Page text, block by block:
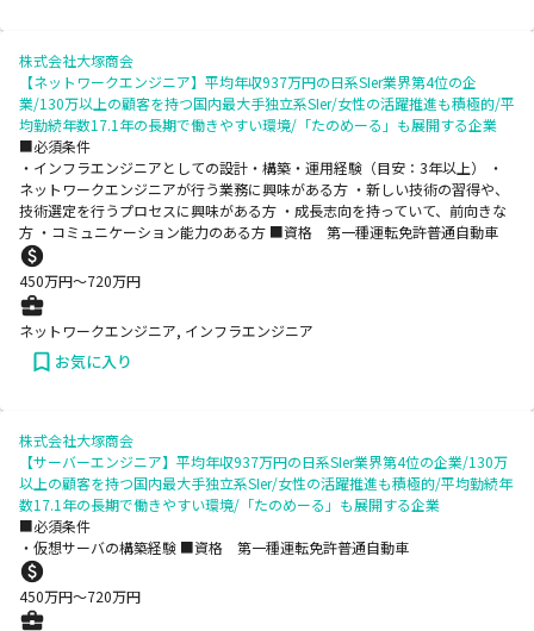
株式会社大塚商会
【ネットワークエンジニア】平均年収937万円の日系SIer業界第4位の企
業/130万以上の顧客を持つ国内最大手独立系SIer/女性の活躍推進も積極的/平
均勤続年数17.1年の長期で働きやすい環境/「たのめーる」も展開する企業
■必須条件
・インフラエンジニアとしての設計・構築・運用経験（目安：3年以上） ・
ネットワークエンジニアが行う業務に興味がある方 ・新しい技術の習得や、
技術選定を行うプロセスに興味がある方 ・成長志向を持っていて、前向きな
方 ・コミュニケーション能力のある方 ■資格 第一種運転免許普通自動車
450万円〜720万円
ネットワークエンジニア, インフラエンジニア
お気に入り
株式会社大塚商会
【サーバーエンジニア】平均年収937万円の日系SIer業界第4位の企業/130万
以上の顧客を持つ国内最大手独立系SIer/女性の活躍推進も積極的/平均勤続年
数17.1年の長期で働きやすい環境/「たのめーる」も展開する企業
■必須条件
・仮想サーバの構築経験 ■資格 第一種運転免許普通自動車
450万円〜720万円